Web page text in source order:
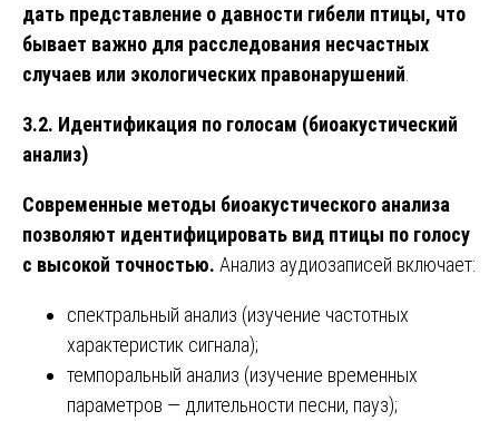
дать представление о давности гибели птицы, что
бывает важно для расследования несчастных
случаев или экологических правонарушений
3.2. Идентификация по голосам (биоакустический
анализ)
Современные методы биоакустического анализа
позволяют идентифицировать вид птицы по голосу
с высокой точностью. Анализ аудиозаписей включает:
спектральный анализ (изучение частотных
характеристик сигнала);
темпоральный анализ (изучение временных
параметров — длительности песни, пауз);